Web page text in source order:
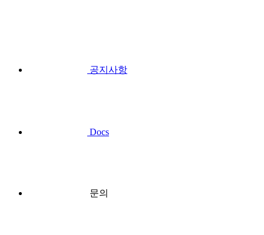
공지사항
Docs
문의